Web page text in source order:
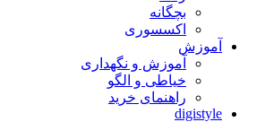
بچگانه
اکسسوری
آموزش
آموزش و نگهداری
خیاطی و الگو
راهنمای خرید
digistyle